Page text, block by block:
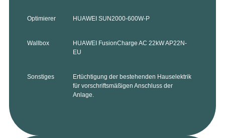
Optimierer HUAWEI SUN2000-600W-P
Wallbox
HUAWEI FusionCharge AC 22kW AP22N-
EU
Sonstiges
Ertüchtigung der bestehenden Hauselektrik
für vorschriftsmäßigen Anschluss der
Anlage.